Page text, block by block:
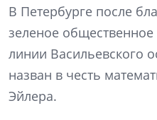
В Петербурге после
зеленое общественное
линии Васильевского
назван в честь
Эйлера.